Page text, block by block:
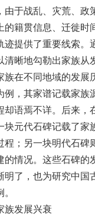
于战乱、灾荒、政
的籍贯信息、迁徙时
迹提供了重要线索。
清晰地勾勒出家族从
在不同地域的发展
，其家谱记载家族
却语焉不详。后来，
块元代石碑记载了家
程；另一块明代石碑
的情况。这些石碑的
明了，也为研究中国
发展兴衰